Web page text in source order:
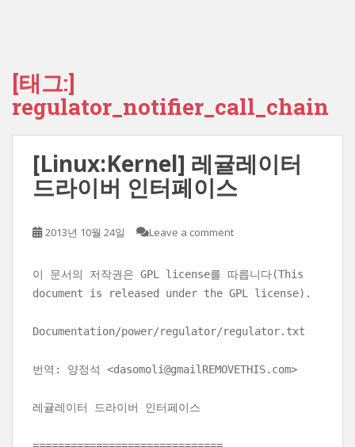
[태그:]
regulator_notifier_call_chain
[Linux:Kernel] 레귤레이터
드라이버 인터페이스
2013년 10월 24일 Leave a comment
이 문서의 저작권은 GPL license를 따릅니다(This
document is released under the GPL license).
Documentation/power/regulator/regulator.txt
번역: 양정석 <dasomoli@gmailREMOVETHIS.com>
레귤레이터 드라이버 인터페이스